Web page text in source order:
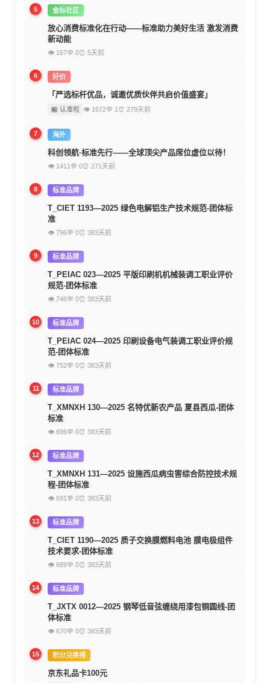
5 金标社区
放心消费标准化在行动——标准助力美好生活 激发消费
新动能
👁 167💬 0⏰ 5天前
6 好价
「严选标杆优品，诚邀优质伙伴共启价值盛宴」
🏪 认准啦 👁 1672💬 1 ⏰ 279天前
7 海外
科创领航·标准先行——全球顶尖产品席位虚位以待！
👁 1411 💬 0⏰ 271天前
8 标准品牌
T_CIET 1193—2025 绿色电解铝生产技术规范-团体标
准
👁 796💬 0⏰ 383天前
9 标准品牌
T_PEIAC 023—2025 平版印刷机机械装调工职业评价
规范-团体标准
👁 746💬 0⏰ 383天前
10 标准品牌
T_PEIAC 024—2025 印刷设备电气装调工职业评价规
范-团体标准
👁 752💬 0⏰ 383天前
11 标准品牌
T_XMNXH 130—2025 名特优新农产品 夏县西瓜-团体
标准
👁 696💬 0⏰ 383天前
12 标准品牌
T_XMNXH 131—2025 设施西瓜病虫害综合防控技术规
程-团体标准
👁 691 💬 0⏰ 383天前
13 标准品牌
T_CIET 1190—2025 质子交换膜燃料电池 膜电极组件
技术要求-团体标准
👁 689💬 0⏰ 383天前
14 标准品牌
T_JXTX 0012—2025 钢琴低音弦缠绕用漆包铜圆线-团
体标准
👁 670💬 0⏰ 383天前
15 积分兑换榜
京东礼品卡100元